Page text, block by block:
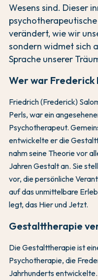
Wesens sind. Dieser
verändert, wie wir
sondern widmet sich
Sprache unserer
Wer war Frederick
Friedrich (Frederick)
Perls, war ein
Psychotherapeut.
entwickelte er die
nahm seine Theorie vor
Jahren Gestalt an. Sie
vor, die persönliche
auf das unmittelbare
legt, das Hier und Jetzt.
Gestalttherapie
Die Gestalttherapie ist
Psychotherapie, die
Jahrhunderts